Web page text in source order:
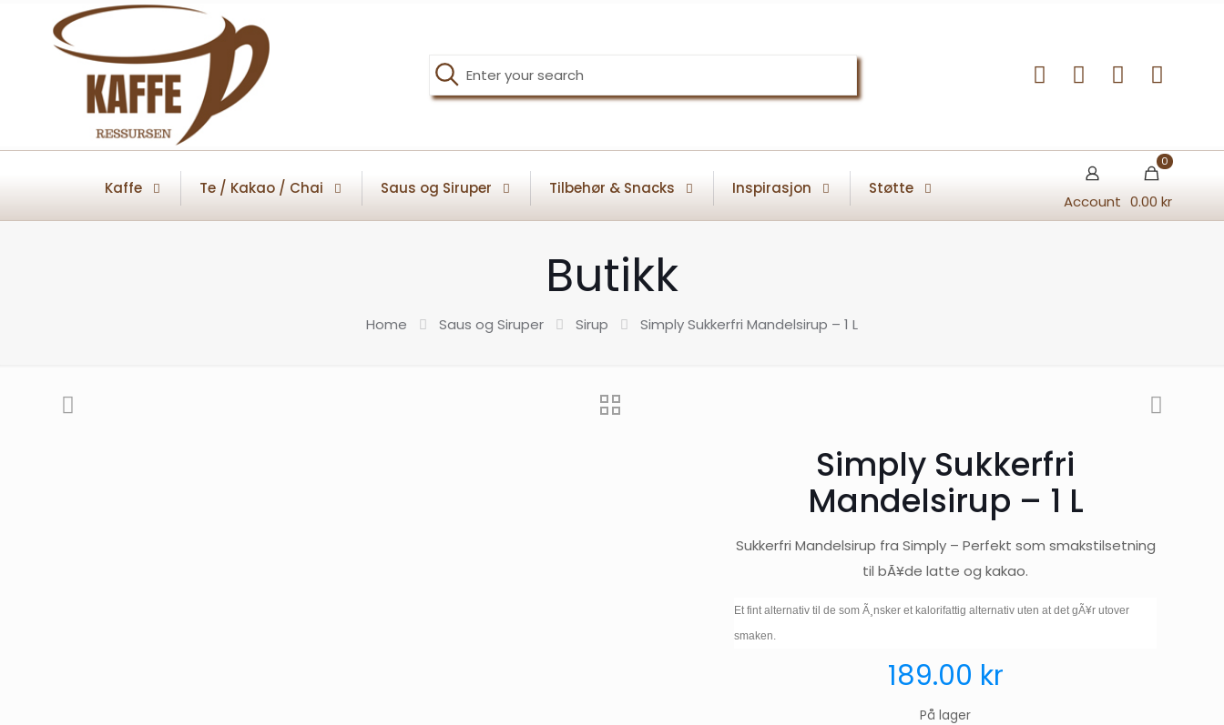
Kaffe Te / Kakao / Chai Saus og Siruper Tilbehør & Snacks Inspirasjon Støtte
Account
0
0.00 kr
Butikk
Home Saus og Siruper Sirup Simply Sukkerfri Mandelsirup – 1 L
Simply Sukkerfri
Mandelsirup – 1 L
Sukkerfri Mandelsirup fra Simply – Perfekt som smakstilsetning
til bÃ¥de latte og kakao.
Et fint alternativ til de som Ã¸nsker et kalorifattig alternativ uten at det gÃ¥r utover
smaken.
189.00 kr
På lager